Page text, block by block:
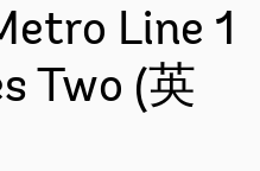
Line 1
Two (英